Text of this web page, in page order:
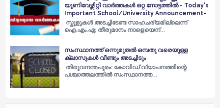
യൂണിവേഴ്സിറ്റി വാർത്തകൾ ഒറ്റ നോട്ടത്തിൽ - Today's
Important School/University Announcement-
സ്കൂളുകൾ അടച്ചിടേണ്ട സാഹചര്യമില്ലെന്ന്
ഐ.എം.എ; തീരുമാനം നാളെയെന്…
സംസ്ഥാനത്ത് ഒന്നുമുതല്‍ ഒമ്പതു വരെയുള്ള
ക്ലാസുകള്‍ വീണ്ടും അടച്ചിടും
തിരുവനന്തപുരം: കോവിഡ് വ്യാപനത്തിന്റെ
പശ്ചാത്തലത്തില്‍ സംസ്ഥാനത്ത…